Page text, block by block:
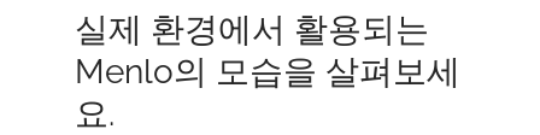
실제 환경에서 활용되는
Menlo의 모습을 살펴보세
요.